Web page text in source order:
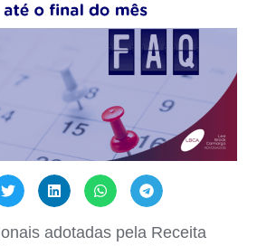
adotadas pela Receita